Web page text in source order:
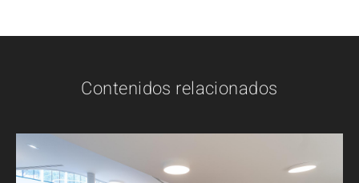
Contenidos relacionados